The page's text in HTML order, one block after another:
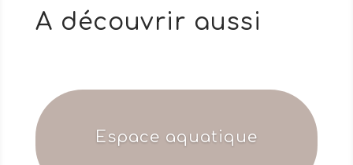
A découvrir aussi
Espace aquatique